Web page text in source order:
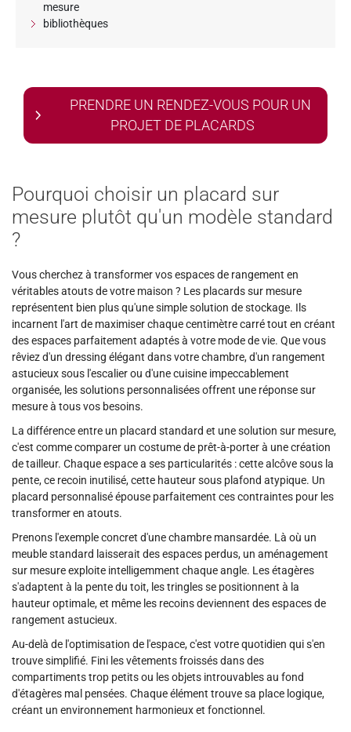
mesure
bibliothèques
PRENDRE UN RENDEZ-VOUS POUR UN
PROJET DE PLACARDS
Pourquoi choisir un placard sur
mesure plutôt qu'un modèle standard
?
Vous cherchez à transformer vos espaces de rangement en
véritables atouts de votre maison ? Les placards sur mesure
représentent bien plus qu'une simple solution de stockage. Ils
incarnent l'art de maximiser chaque centimètre carré tout en créant
des espaces parfaitement adaptés à votre mode de vie. Que vous
rêviez d'un dressing élégant dans votre chambre, d'un rangement
astucieux sous l'escalier ou d'une cuisine impeccablement
organisée, les solutions personnalisées offrent une réponse sur
mesure à tous vos besoins.
La différence entre un placard standard et une solution sur mesure,
c'est comme comparer un costume de prêt-à-porter à une création
de tailleur. Chaque espace a ses particularités : cette alcôve sous la
pente, ce recoin inutilisé, cette hauteur sous plafond atypique. Un
placard personnalisé épouse parfaitement ces contraintes pour les
transformer en atouts.
Prenons l'exemple concret d'une chambre mansardée. Là où un
meuble standard laisserait des espaces perdus, un aménagement
sur mesure exploite intelligemment chaque angle. Les étagères
s'adaptent à la pente du toit, les tringles se positionnent à la
hauteur optimale, et même les recoins deviennent des espaces de
rangement astucieux.
Au-delà de l'optimisation de l'espace, c'est votre quotidien qui s'en
trouve simplifié. Fini les vêtements froissés dans des
compartiments trop petits ou les objets introuvables au fond
d'étagères mal pensées. Chaque élément trouve sa place logique,
créant un environnement harmonieux et fonctionnel.